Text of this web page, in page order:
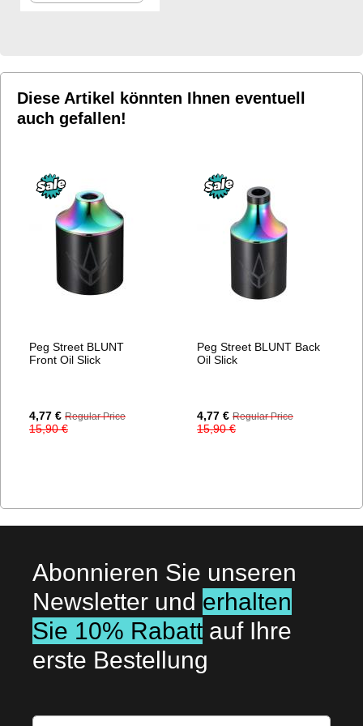
WUNSCHLISTE
Diese Artikel könnten Ihnen eventuell
auch gefallen!
Peg Street BLUNT
Front Oil Slick
Special
Price
4,77 € Regular Price
15,90 €
Peg Street BLUNT Back
Oil Slick
Special
Price
4,77 € Regular Price
15,90 €
Abonnieren Sie unseren
Newsletter und erhalten
Sie 10% Rabatt auf Ihre
erste Bestellung